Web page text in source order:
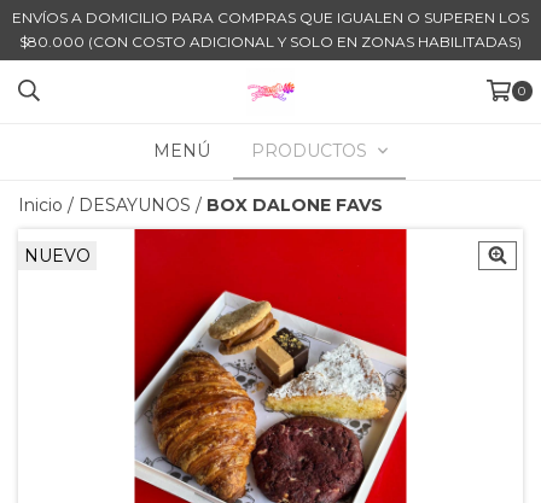
ENVÍOS A DOMICILIO PARA COMPRAS QUE IGUALEN O SUPEREN LOS
$80.000 (CON COSTO ADICIONAL Y SOLO EN ZONAS HABILITADAS)
0
MENÚ PRODUCTOS
Inicio / DESAYUNOS / BOX DALONE FAVS
NUEVO